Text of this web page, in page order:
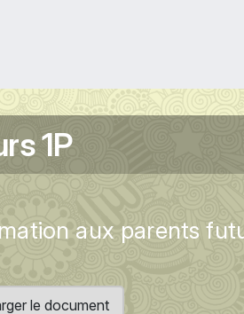
1P
aux parents
le document